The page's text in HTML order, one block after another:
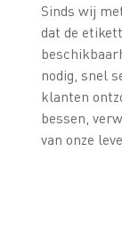
Sinds wij
dat de
nodig, snel
klanten
bessen,
van onze